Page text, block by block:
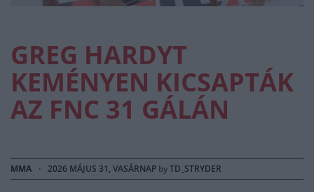
GREG HARDYT
KEMÉNYEN KICSAPTÁK
AZ FNC 31 GÁLÁN
MMA · 2026 MÁJUS 31, VASÁRNAP byTD_STRYDER